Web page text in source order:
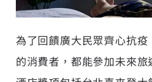
為了回饋廣大民眾齊心抗
的消費者，都能參加未來